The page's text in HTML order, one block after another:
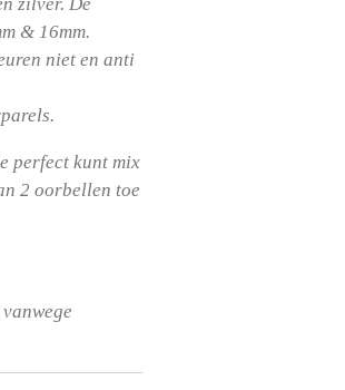
& 16mm.
niet en anti
perfect kunt mix
2 oorbellen toe